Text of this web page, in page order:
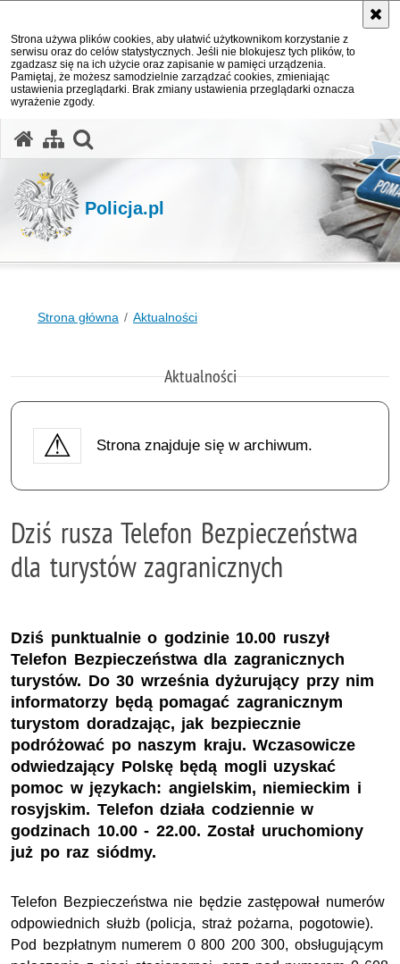
Strona używa plików cookies, aby ułatwić użytkownikom korzystanie z
serwisu oraz do celów statystycznych. Jeśli nie blokujesz tych plików, to
zgadzasz się na ich użycie oraz zapisanie w pamięci urządzenia.
Pamiętaj, że możesz samodzielnie zarządzać cookies, zmieniając
ustawienia przeglądarki. Brak zmiany ustawienia przeglądarki oznacza
wyrażenie zgody.
Policja.pl
Strona główna Aktualności
Aktualności
Strona znajduje się w archiwum.
Dziś rusza Telefon Bezpieczeństwa
dla turystów zagranicznych
Dziś punktualnie o godzinie 10.00 ruszył
Telefon Bezpieczeństwa dla zagranicznych
turystów. Do 30 września dyżurujący przy nim
informatorzy będą pomagać zagranicznym
turystom doradzając, jak bezpiecznie
podróżować po naszym kraju. Wczasowicze
odwiedzający Polskę będą mogli uzyskać
pomoc w językach: angielskim, niemieckim i
rosyjskim. Telefon działa codziennie w
godzinach 10.00 - 22.00. Został uruchomiony
już po raz siódmy.
Telefon Bezpieczeństwa nie będzie zastępował numerów
odpowiednich służb (policja, straż pożarna, pogotowie).
Pod bezpłatnym numerem 0 800 200 300, obsługującym